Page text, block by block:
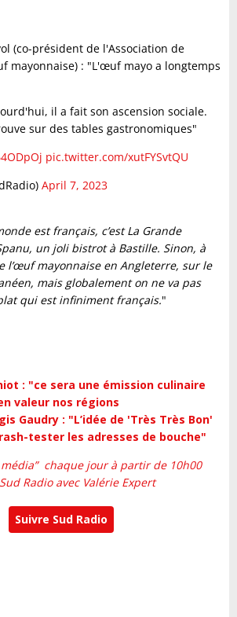
(co-président de l'Association de
mayonnaise) : "L'œuf mayo a longtemps
il a fait son ascension sociale.
sur des tables gastronomiques"
pic.twitter.com/xutFYSvtQU
April 7, 2023
est français, c’est La Grande
un joli bistrot à Bastille. Sinon, à
l’œuf mayonnaise en Angleterre, sur le
mais globalement on ne va pas
qui est infiniment français."
: "ce sera une émission culinaire
valeur nos régions
Gaudry : "L’idée de 'Très Très Bon'
tester les adresses de bouche"
média” chaque jour à partir de 10h00
Radio avec Valérie Expert
Suivre Sud Radio